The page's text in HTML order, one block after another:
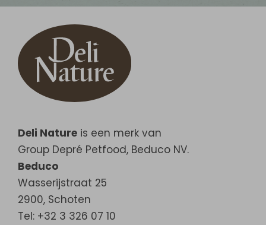
Deli Nature is een merk van
Group Depré Petfood, Beduco NV.
Beduco
Wasserijstraat 25
2900, Schoten
Tel: +32 3 326 07 10